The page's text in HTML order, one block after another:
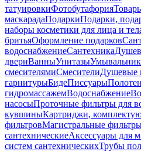
татуировкиФотобутафория
маскарадаПодаркиПодарки,
наборы косметики для лица и
бритьяОформление подарков
водоснабжениеСантехника
двериВанныУнитазы
смесителямиСмесителиДушевые
гарнитурыБидеПиссуары
гидромассажемВодоснабжение
насосыПроточные фильтры для
кувшиныКартриджи,
фильтровМагистральные
сантехническиеАксессуары для
систем сантехническихТрубы